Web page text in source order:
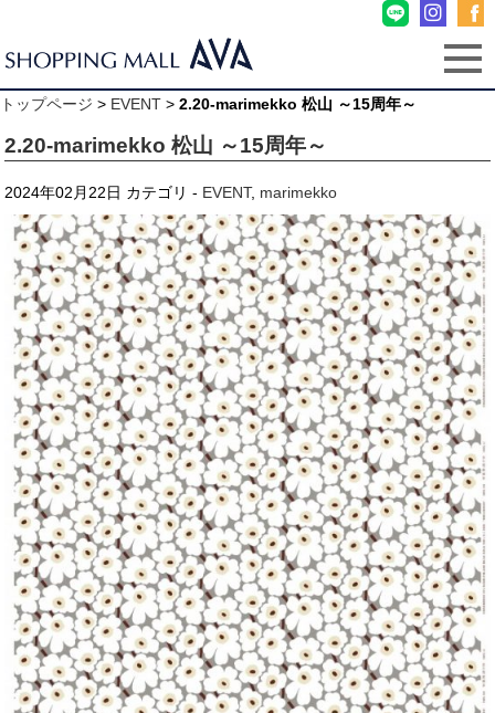
トップページ > EVENT > 2.20-marimekko 松山 ～15周年～
2.20-marimekko 松山 ～15周年～
2024年02月22日 カテゴリ - EVENT, marimekko